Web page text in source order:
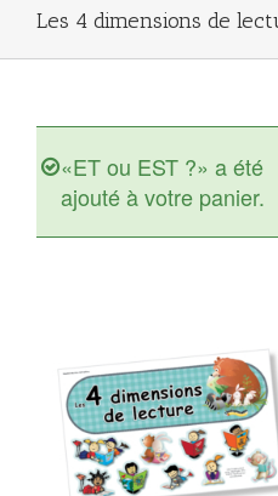
Les 4 dimensions de
«ET ou EST ?» a été
ajouté à votre panier.